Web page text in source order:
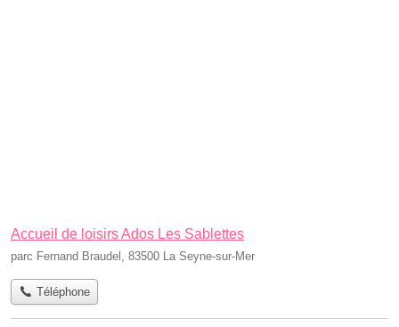
Accueil de loisirs Ados Les Sablettes
parc Fernand Braudel, 83500 La Seyne-sur-Mer
Téléphone